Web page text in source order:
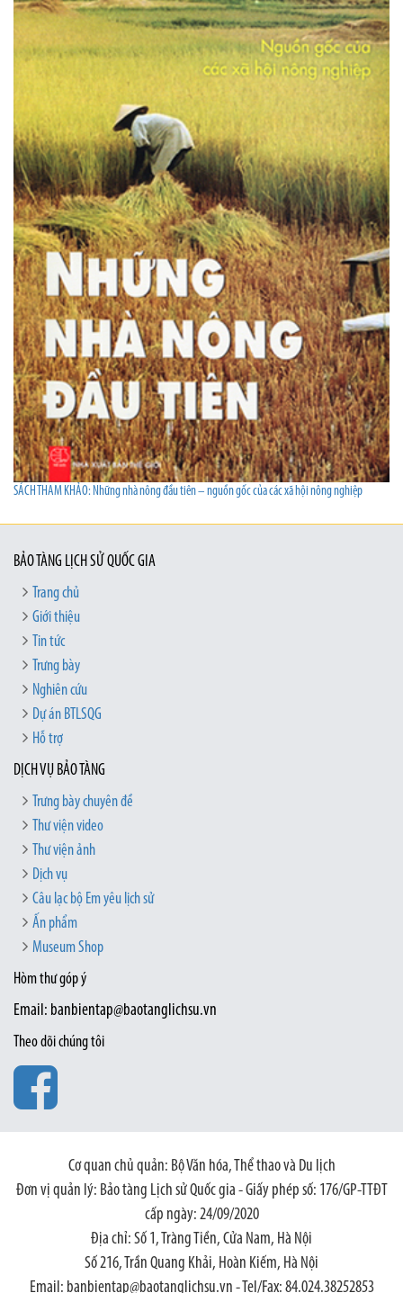
SÁCH THAM KHẢO: Những nhà nông đầu tiên – nguồn gốc của các xã hội nông nghiệp
BẢO TÀNG LỊCH SỬ QUỐC GIA
Trang chủ
Giới thiệu
Tin tức
Trưng bày
Nghiên cứu
Dự án BTLSQG
Hỗ trợ
DỊCH VỤ BẢO TÀNG
Trưng bày chuyên đề
Thư viện video
Thư viện ảnh
Dịch vụ
Câu lạc bộ Em yêu lịch sử
Ấn phẩm
Museum Shop
Hòm thư góp ý
Email: banbientap@baotanglichsu.vn
Theo dõi chúng tôi
Cơ quan chủ quản: Bộ Văn hóa, Thể thao và Du lịch
Đơn vị quản lý: Bảo tàng Lịch sử Quốc gia - Giấy phép số: 176/GP-TTĐT
cấp ngày: 24/09/2020
Địa chỉ: Số 1, Tràng Tiền, Cửa Nam, Hà Nội
Số 216, Trần Quang Khải, Hoàn Kiếm, Hà Nội
Email: banbientap@baotanglichsu.vn - Tel/Fax: 84.024.38252853